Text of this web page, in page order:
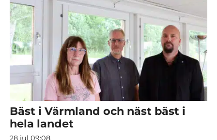
Bäst i Värmland och näst bäst i
hela landet
28 jul 09:08